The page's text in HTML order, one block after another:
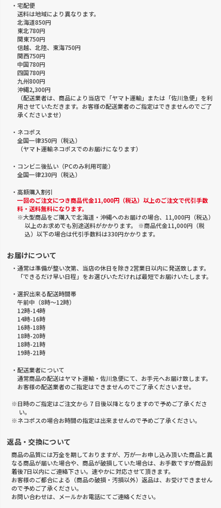
・宅配便
送料は地域により異なります。
北海道850円
東北780円
関東750円
信越、北陸、東海750円
関西750円
中国780円
四国780円
九州800円
沖縄2,300円
（配送業者は、商品により当店で「ヤマト運輸」または「佐川急便」を利
用させていただきます。お客様の配送業者のご指定はできませんのでご了
承くださいませ）
・ネコポス
全国一律350円（税込）
（ヤマト運輸ネコポスでのお届けになります）
・コンビニ後払い（PCのみ利用可能）
全国一律230円（税込）
・高額購入割引
一回のご注文につき商品代金11,000円（税込）以上のご注文で代引手数
料・送料無料になります。
※大型商品をご購入で北海道・沖縄へのお届けの場合、11,000円（税込）
以上のお求めでも別途送料がかかります。 ※商品代金11,000円（税
込）以下の場合は代引手数料は330円かかります。
お届けについて
・通常は準備が整い次第、当店の休日を除き2営業日以内に発送致します。
「できるだけ早い日程」をお選びいただければ最短でお届けいたします。
・選択出来る配送時間帯
午前中（8時～12時）
12時-14時
14時-16時
16時-18時
18時-20時
18時-21時
19時-21時
・配送業者について
通常商品の配送はヤマト運輸・佐川急便にて、お手元へお届け致します。
お客様の配送業者のご指定はできませんのでご了承くださいませ。
※日時のご指定はご注文から 7 日後以降となりますので予めご了承くださ
い。
※ネコポスの場合お時間の指定は出来ませんので予めご了承ください。
返品・交換について
商品の品質には万全を期しておりますが、万が一お申し込み頂いた商品と異
なる商品が届いた場合や、商品が破損していた場合は、お手数ですが商品到
着後7日以内にご連絡下さい。速やかに対応させて頂きます。
お客様のご都合による（商品の破損・汚損以外）返品は、お受けできません
ので予めご了承ください。
お問い合わせは、メールかお電話にてご連絡ください。